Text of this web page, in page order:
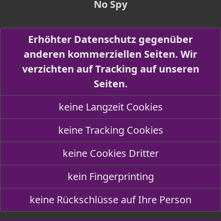
No Spy
Erhöhter Datenschutz gegenüber
anderen kommerziellen Seiten. Wir
verzichten auf Tracking auf unseren
Seiten.
keine Langzeit Cookies
keine Tracking Cookies
keine Cookies Dritter
kein Fingerprinting
keine Rückschlüsse auf Ihre Person